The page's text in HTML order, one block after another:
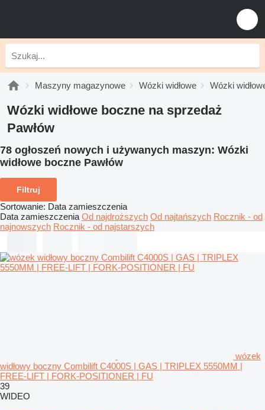
Maszyny magazynowe Wózki widłowe Wózki
Wózki widłowe boczne na sprzedaż
Pawłów
78 ogłoszeń nowych i używanych maszyn: Wózki
widłowe boczne Pawłów
Filtruj
Sortowanie: Data zamieszczenia
Data zamieszczenia Od najdroższych Od najtańszych Rocznik - od
najnowszych Rocznik - od najstarszych
wózek
widłowy boczny Combilift C4000S | GAS | TRIPLEX 5550MM |
FREE-LIFT | FORK-POSITIONER | FU
39
WIDEO